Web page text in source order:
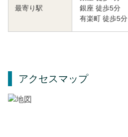
最寄り駅
銀座 徒歩5分
有楽町 徒歩5分
アクセスマップ